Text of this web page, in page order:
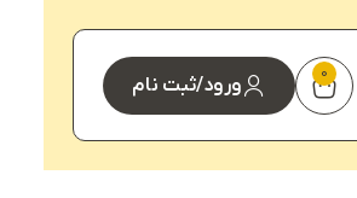
0 ورود/ثبت نام